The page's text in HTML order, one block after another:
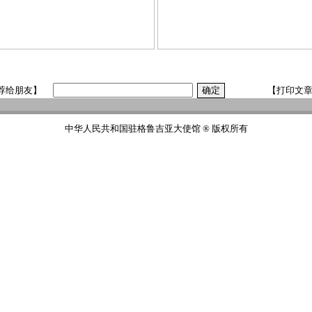
给朋友】 【打印文
中华人民共和国驻格鲁吉亚大使馆 ® 版权所有